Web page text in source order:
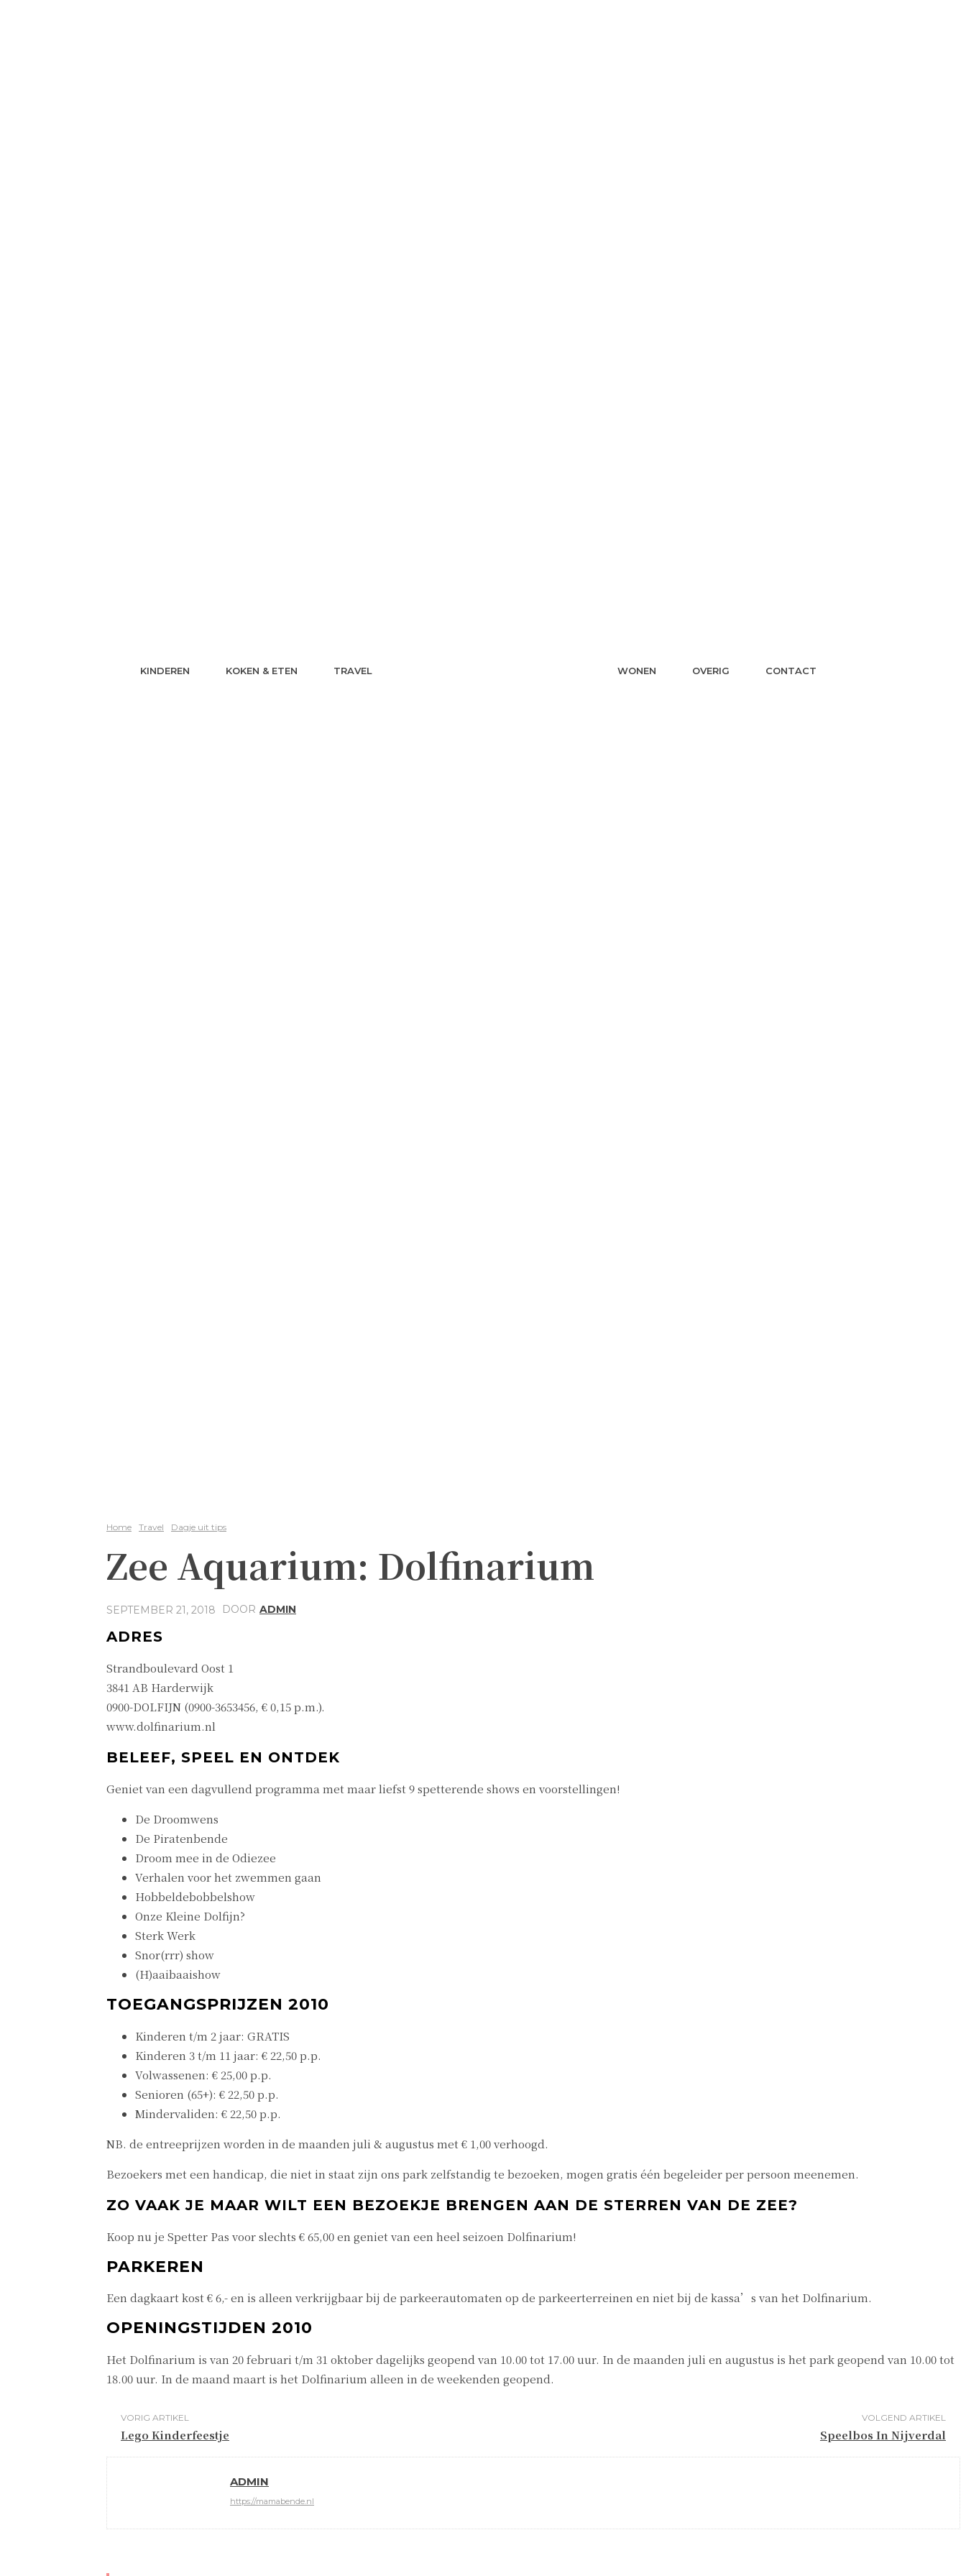
KINDEREN KOKEN & ETEN TRAVEL WONEN OVERIG CONTACT
Home Travel Dagje uit tips
Zee Aquarium: Dolfinarium
SEPTEMBER 21, 2018 DOOR ADMIN
ADRES
Strandboulevard Oost 1
3841 AB Harderwijk
0900-DOLFIJN (0900-3653456, € 0,15 p.m.).
www.dolfinarium.nl
BELEEF, SPEEL EN ONTDEK
Geniet van een dagvullend programma met maar liefst 9 spetterende shows en voorstellingen!
De Droomwens
De Piratenbende
Droom mee in de Odiezee
Verhalen voor het zwemmen gaan
Hobbeldebobbelshow
Onze Kleine Dolfijn?
Sterk Werk
Snor(rrr) show
(H)aaibaaishow
TOEGANGSPRIJZEN 2010
Kinderen t/m 2 jaar: GRATIS
Kinderen 3 t/m 11 jaar: € 22,50 p.p.
Volwassenen: € 25,00 p.p.
Senioren (65+): € 22,50 p.p.
Mindervaliden: € 22,50 p.p.
NB. de entreeprijzen worden in de maanden juli & augustus met € 1,00 verhoogd.
Bezoekers met een handicap, die niet in staat zijn ons park zelfstandig te bezoeken, mogen gratis één begeleider per persoon meenemen.
ZO VAAK JE MAAR WILT EEN BEZOEKJE BRENGEN AAN DE STERREN VAN DE ZEE?
Koop nu je Spetter Pas voor slechts € 65,00 en geniet van een heel seizoen Dolfinarium!
PARKEREN
Een dagkaart kost € 6,- en is alleen verkrijgbaar bij de parkeerautomaten op de parkeerterreinen en niet bij de kassa’s van het Dolfinarium.
OPENINGSTIJDEN 2010
Het Dolfinarium is van 20 februari t/m 31 oktober dagelijks geopend van 10.00 tot 17.00 uur. In de maanden juli en augustus is het park geopend van 10.00 tot
18.00 uur. In de maand maart is het Dolfinarium alleen in de weekenden geopend.
VORIG ARTIKEL
Lego Kinderfeestje
VOLGEND ARTIKEL
Speelbos In Nijverdal
ADMIN
https://mamabende.nl